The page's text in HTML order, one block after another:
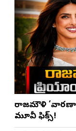
రాజమౌళి
మూవీ ఫిక్స్!